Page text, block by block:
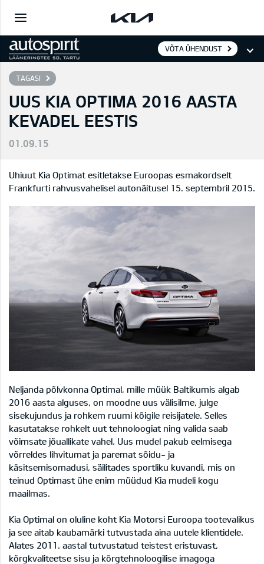
VÕTA ÜHENDUST
TAGASI
UUS KIA OPTIMA 2016 AASTA
KEVADEL EESTIS
01.09.15
Uhiuut Kia Optimat esitletakse Euroopas esmakordselt
Frankfurti rahvusvahelisel autonäitusel 15. septembril 2015.
Neljanda põlvkonna Optimal, mille müük Baltikumis algab
2016 aasta alguses, on moodne uus välisilme, julge
sisekujundus ja rohkem ruumi kõigile reisijatele. Selles
kasutatakse rohkelt uut tehnoloogiat ning valida saab
võimsate jõuallikate vahel. Uus mudel pakub eelmisega
võrreldes lihvitumat ja paremat sõidu- ja
käsitsemisomadusi, säilitades sportliku kuvandi, mis on
teinud Optimast ühe enim müüdud Kia mudeli kogu
maailmas.
Kia Optimal on oluline koht Kia Motorsi Euroopa tootevalikus
ja see aitab kaubamärki tutvustada aina uutele klientidele.
Alates 2011. aastal tutvustatud teistest eristuvast,
kõrgkvaliteetse sisu ja kõrgtehnoloogilise imagoga